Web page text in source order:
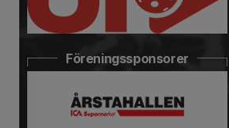
Föreningssponsorer